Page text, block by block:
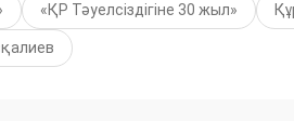
«ҚР Тәуелсіздігіне 30 жыл»